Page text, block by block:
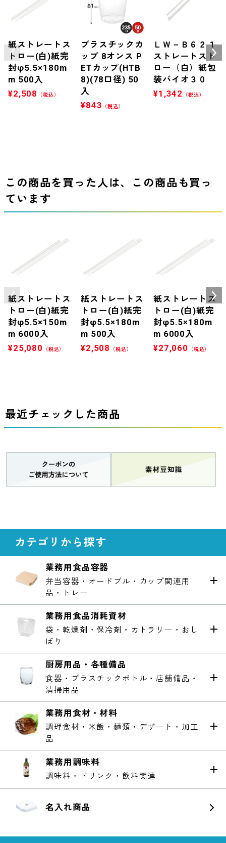
紙ストレートス
トロー(白)紙完
封φ5.5×180m
m 500入
¥2,508 （税込）
プラスチックカ
ップ 8オンス P
ETカップ(HTB
8)(78口径) 50
入
¥843 （税込）
ＬＷ－Ｂ６２１
ストレートスト
ロー（白）紙包
装バイオ３０
¥1,342 （税込）
この商品を買った人は、この商品も買っ
ています
紙ストレートス
トロー(白)紙完
封φ5.5×150m
m 6000入
¥25,080 （税込）
紙ストレートス
トロー(白)紙完
封φ5.5×180m
m 500入
¥2,508 （税込）
紙ストレートス
トロー(白)紙完
封φ5.5×180m
m 6000入
¥27,060 （税込）
最近チェックした商品
カテゴリから探す
業務用食品容器
弁当容器・オードブル・カップ関連用
品・トレー
業務用食品消耗資材
袋・乾燥剤・保冷剤・カトラリー・おし
ぼり
厨房用品・各種備品
食器・プラスチックボトル・店舗備品・
清掃用品
業務用食材・材料
調理食材・米飯・麺類・デザート・加工
品
業務用調味料
調味料・ドリンク・飲料関連
名入れ商品